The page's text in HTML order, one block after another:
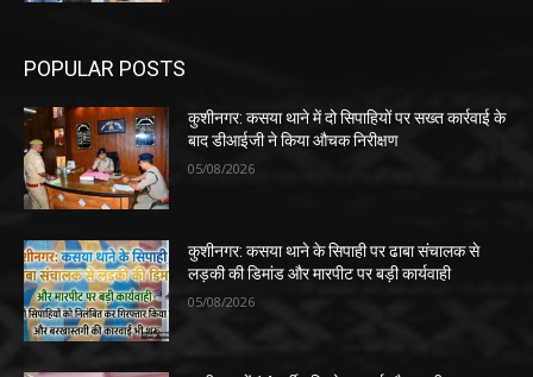
POPULAR POSTS
कुशीनगर: कसया थाने में दो सिपाहियों पर सख्त कार्रवाई के
बाद डीआईजी ने किया औचक निरीक्षण
05/08/2026
कुशीनगर: कसया थाने के सिपाही पर ढाबा संचालक से
लड़की की डिमांड और मारपीट पर बड़ी कार्यवाही
05/08/2026